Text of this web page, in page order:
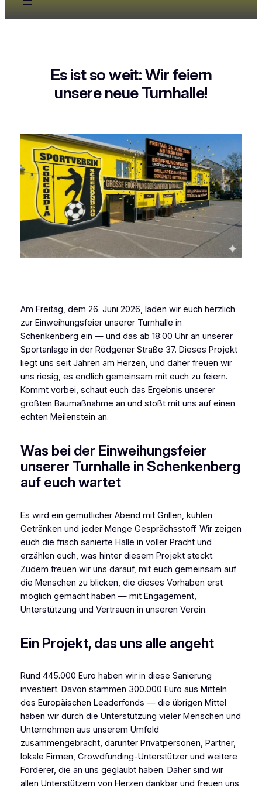
Es ist so weit: Wir feiern
unsere neue Turnhalle!
Am Freitag, dem 26. Juni 2026, laden wir euch herzlich
zur Einweihungsfeier unserer Turnhalle in
Schenkenberg ein — und das ab 18:00 Uhr an unserer
Sportanlage in der Rödgener Straße 37. Dieses Projekt
liegt uns seit Jahren am Herzen, und daher freuen wir
uns riesig, es endlich gemeinsam mit euch zu feiern.
Kommt vorbei, schaut euch das Ergebnis unserer
größten Baumaßnahme an und stoßt mit uns auf einen
echten Meilenstein an.
Was bei der Einweihungsfeier
unserer Turnhalle in Schenkenberg
auf euch wartet
Es wird ein gemütlicher Abend mit Grillen, kühlen
Getränken und jeder Menge Gesprächsstoff. Wir zeigen
euch die frisch sanierte Halle in voller Pracht und
erzählen euch, was hinter diesem Projekt steckt.
Zudem freuen wir uns darauf, mit euch gemeinsam auf
die Menschen zu blicken, die dieses Vorhaben erst
möglich gemacht haben — mit Engagement,
Unterstützung und Vertrauen in unseren Verein.
Ein Projekt, das uns alle angeht
Rund 445.000 Euro haben wir in diese Sanierung
investiert. Davon stammen 300.000 Euro aus Mitteln
des Europäischen Leaderfonds — die übrigen Mittel
haben wir durch die Unterstützung vieler Menschen und
Unternehmen aus unserem Umfeld
zusammengebracht, darunter Privatpersonen, Partner,
lokale Firmen, Crowdfunding-Unterstützer und weitere
Förderer, die an uns geglaubt haben. Daher sind wir
allen Unterstützern von Herzen dankbar und freuen uns